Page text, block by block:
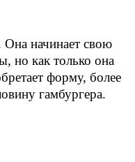
начинает свою
но как только она
форму, более
гамбургера.